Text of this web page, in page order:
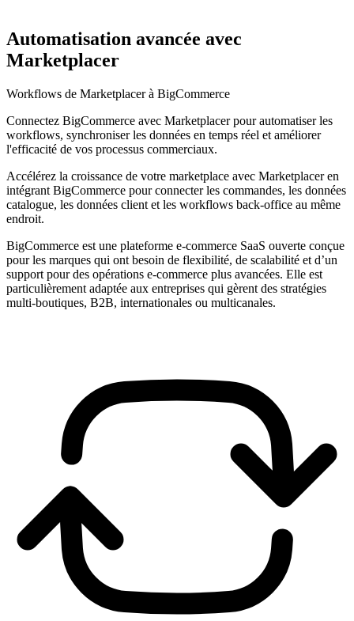
Automatisation avancée avec
Marketplacer
Workflows de Marketplacer à BigCommerce
Connectez BigCommerce avec Marketplacer pour automatiser les
workflows, synchroniser les données en temps réel et améliorer
l'efficacité de vos processus commerciaux.
Accélérez la croissance de votre marketplace avec Marketplacer en
intégrant BigCommerce pour connecter les commandes, les données
catalogue, les données client et les workflows back-office au même
endroit.
BigCommerce est une plateforme e-commerce SaaS ouverte conçue
pour les marques qui ont besoin de flexibilité, de scalabilité et d’un
support pour des opérations e-commerce plus avancées. Elle est
particulièrement adaptée aux entreprises qui gèrent des stratégies
multi-boutiques, B2B, internationales ou multicanales.